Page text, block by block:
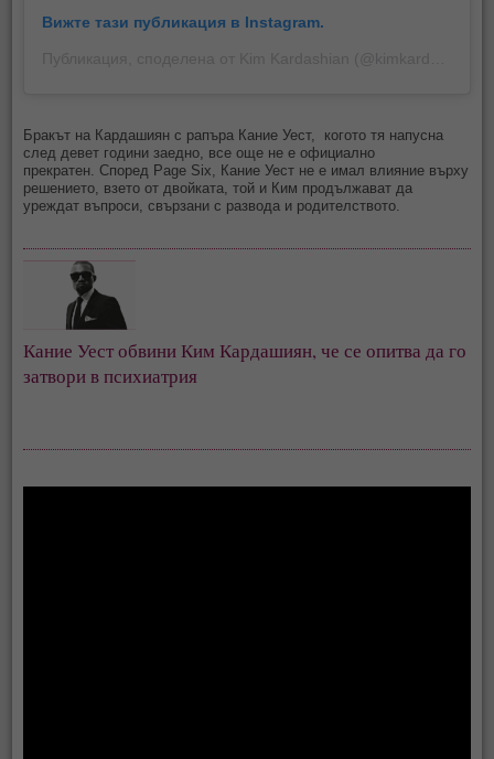
Вижте тази публикация в Instagram.
Бракът на Кардашиян с рапъра Кание Уест, когото тя напусна
след девет години заедно, все още не е официално
прекратен. Според Page Six, Кание Уест не е имал влияние върху
решението, взето от двойката, той и Ким продължават да
уреждат въпроси, свързани с развода и родителството.
Кание Уест обвини Ким Кардашиян, че се опитва да го
затвори в психиатрия